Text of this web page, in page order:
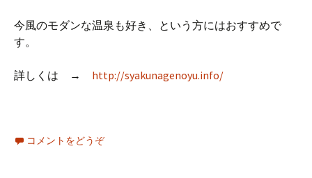
今風のモダンな温泉も好き、という方にはおすすめで
す。
詳しくは → http://syakunagenoyu.info/
コメントをどうぞ